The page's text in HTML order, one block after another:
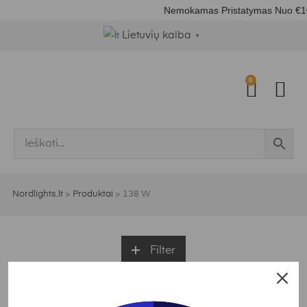
Nemokamas Pristatymas Nuo
Lietuvių kalba ▼
0
Nordlights.lt > Produktai > 138 W
Filter